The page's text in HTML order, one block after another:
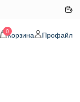
0Корзина Профайл